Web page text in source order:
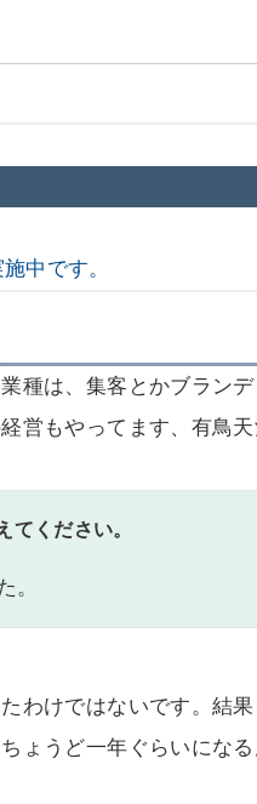
中です。
種は、集客とかブラン
営もやってます、有鳥
てください。
。
わけではないです。結
ょうど一年ぐらいにな